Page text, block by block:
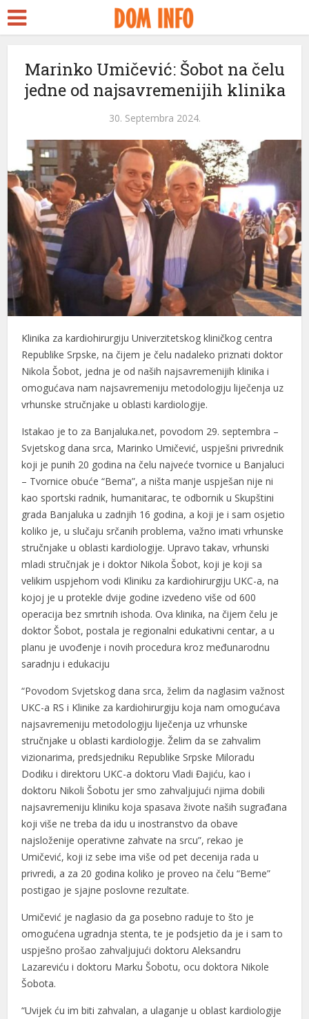
Marinko Umičević: Šobot na čelu
jedne od najsavremenijih klinika
30. Septembra 2024.
Klinika za kardiohirurgiju Univerzitetskog kliničkog centra
Republike Srpske, na čijem je čelu nadaleko priznati doktor
Nikola Šobot, jedna je od naših najsavremenijih klinika i
omogućava nam najsavremeniju metodologiju liječenja uz
vrhunske stručnjake u oblasti kardiologije.
Istakao je to za Banjaluka.net, povodom 29. septembra –
Svjetskog dana srca, Marinko Umičević, uspješni privrednik
koji je punih 20 godina na čelu najveće tvornice u Banjaluci
– Tvornice obuće “Bema”, a ništa manje uspješan nije ni
kao sportski radnik, humanitarac, te odbornik u Skupštini
grada Banjaluka u zadnjih 16 godina, a koji je i sam osjetio
koliko je, u slučaju srčanih problema, važno imati vrhunske
stručnjake u oblasti kardiologije. Upravo takav, vrhunski
mladi stručnjak je i doktor Nikola Šobot, koji je koji sa
velikim uspjehom vodi Kliniku za kardiohirurgiju UKC-a, na
kojoj je u protekle dvije godine izvedeno više od 600
operacija bez smrtnih ishoda. Ova klinika, na čijem čelu je
doktor Šobot, postala je regionalni edukativni centar, a u
planu je uvođenje i novih procedura kroz međunarodnu
saradnju i edukaciju
“Povodom Svjetskog dana srca, želim da naglasim važnost
UKC-a RS i Klinike za kardiohirurgiju koja nam omogućava
najsavremeniju metodologiju liječenja uz vrhunske
stručnjake u oblasti kardiologije. Želim da se zahvalim
vizionarima, predsjedniku Republike Srpske Miloradu
Dodiku i direktoru UKC-a doktoru Vladi Đajiću, kao i
doktoru Nikoli Šobotu jer smo zahvaljujući njima dobili
najsavremeniju kliniku koja spasava živote naših sugrađana
koji više ne treba da idu u inostranstvo da obave
najsloženije operativne zahvate na srcu”, rekao je
Umičević, koji iz sebe ima više od pet decenija rada u
privredi, a za 20 godina koliko je proveo na čelu “Beme”
postigao je sjajne poslovne rezultate.
Umičević je naglasio da ga posebno raduje to što je
omogućena ugradnja stenta, te je podsjetio da je i sam to
uspješno prošao zahvaljujući doktoru Aleksandru
Lazareviću i doktoru Marku Šobotu, ocu doktora Nikole
Šobota.
“Uvijek ću im biti zahvalan, a ulaganje u oblast kardiologije